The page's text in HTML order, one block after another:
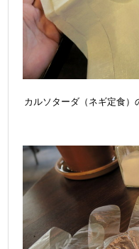
カルソターダ（ネギ定食）